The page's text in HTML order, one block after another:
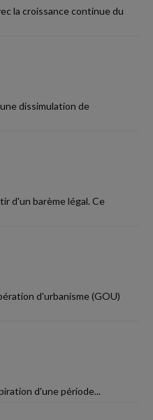
la croissance continue du
dissimulation de
d'un barème légal. Ce
d'urbanisme (GOU)
d'une période...